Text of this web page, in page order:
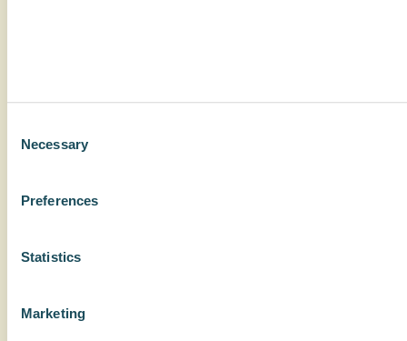
Selection
Necessary
Preferences
Statistics
Marketing